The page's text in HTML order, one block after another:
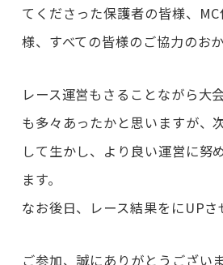
てくださった保護者の皆様、
様、すべての皆様のご協力のおか
レース運営もさることながら大
も多々あったかと思いますが、
して生かし、より良い運営に努
ます。
なお後日、レース結果をにUPさ
ご参加、誠にありがとうござい